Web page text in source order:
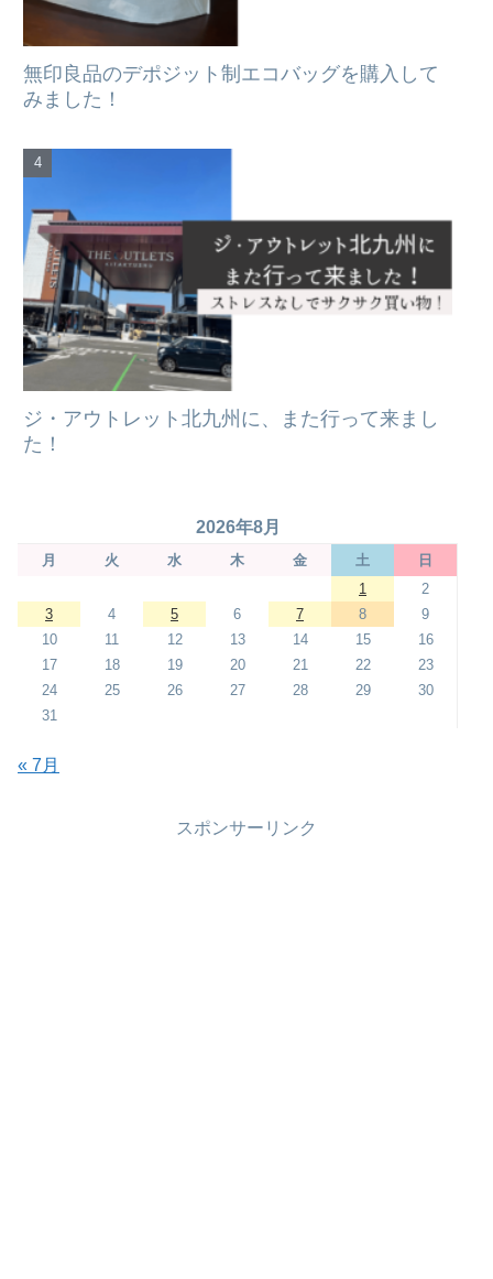
無印良品のデポジット制エコバッグを購入して
みました！
ジ・アウトレット北九州に、また行って来まし
た！
2026年8月
月 火 水 木 金 土
日
1
2
3
4 5 6 7 8
9
10
11 12 13 14 15
16
17
18 19 20 21 22
23
24
25 26 27 28 29
30
31
« 7月
スポンサーリンク